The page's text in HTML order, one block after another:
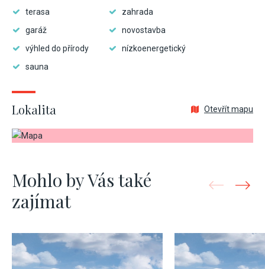
terasa
zahrada
garáž
novostavba
výhled do přírody
nízkoenergetický
sauna
Lokalita Otevřít mapu
Mohlo by Vás také
zajímat